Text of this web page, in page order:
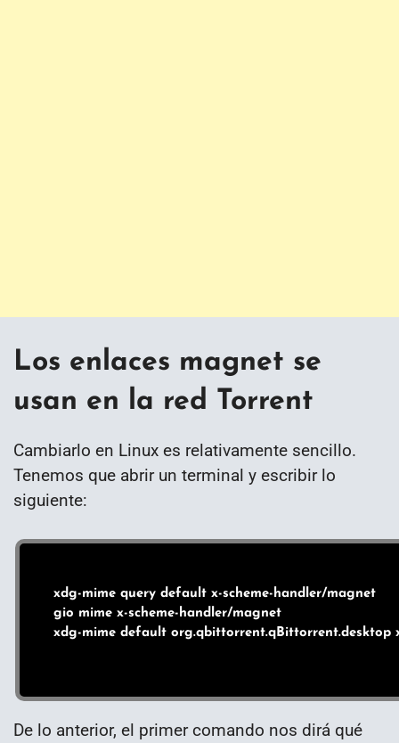
Los enlaces magnet se
usan en la red Torrent
Cambiarlo en Linux es relativamente sencillo.
Tenemos que abrir un terminal y escribir lo
siguiente:
xdg-mime query default x-scheme-handler/magnet
gio mime x-scheme-handler/magnet
De lo anterior, el primer comando nos dirá qué